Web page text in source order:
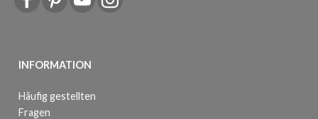
INFORMATION
Häufig gestellten
Fragen